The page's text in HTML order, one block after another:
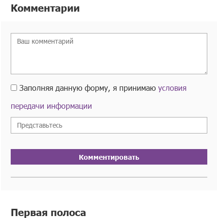
Комментарии
Заполняя данную форму, я принимаюусловия
передачи информации
Комментировать
Первая полоса